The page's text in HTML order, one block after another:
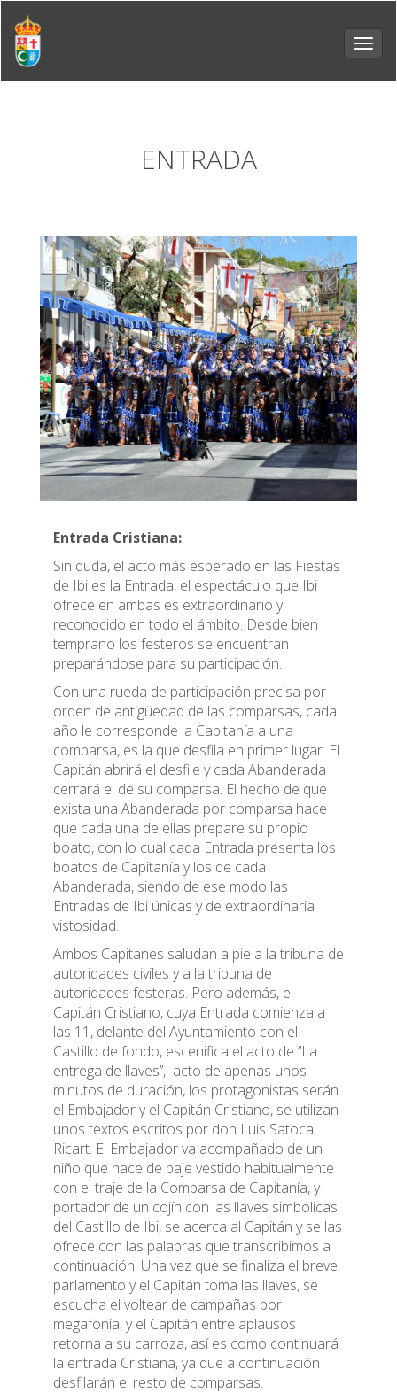
ENTRADA
Entrada Cristiana:
Sin duda, el acto más esperado en las Fiestas
de Ibi es la Entrada, el espectáculo que Ibi
ofrece en ambas es extraordinario y
reconocido en todo el ámbito. Desde bien
temprano los festeros se encuentran
preparándose para su participación.
Con una rueda de participación precisa por
orden de antigüedad de las comparsas, cada
año le corresponde la Capitanía a una
comparsa, es la que desfila en primer lugar. El
Capitán abrirá el desfile y cada Abanderada
cerrará el de su comparsa. El hecho de que
exista una Abanderada por comparsa hace
que cada una de ellas prepare su propio
boato, con lo cual cada Entrada presenta los
boatos de Capitanía y los de cada
Abanderada, siendo de ese modo las
Entradas de Ibi únicas y de extraordinaria
vistosidad.
Ambos Capitanes saludan a pie a la tribuna de
autoridades civiles y a la tribuna de
autoridades festeras. Pero además, el
Capitán Cristiano, cuya Entrada comienza a
las 11, delante del Ayuntamiento con el
Castillo de fondo, escenifica el acto de ‘’La
entrega de llaves’’, acto de apenas unos
minutos de duración, los protagonistas serán
el Embajador y el Capitán Cristiano, se utilizan
unos textos escritos por don Luis Satoca
Ricart. El Embajador va acompañado de un
niño que hace de paje vestido habitualmente
con el traje de la Comparsa de Capitanía, y
portador de un cojín con las llaves simbólicas
del Castillo de Ibi, se acerca al Capitán y se las
ofrece con las palabras que transcribimos a
continuación. Una vez que se finaliza el breve
parlamento y el Capitán toma las llaves, se
escucha el voltear de campañas por
megafonía, y el Capitán entre aplausos
retorna a su carroza, así es como continuará
la entrada Cristiana, ya que a continuación
desfilarán el resto de comparsas.